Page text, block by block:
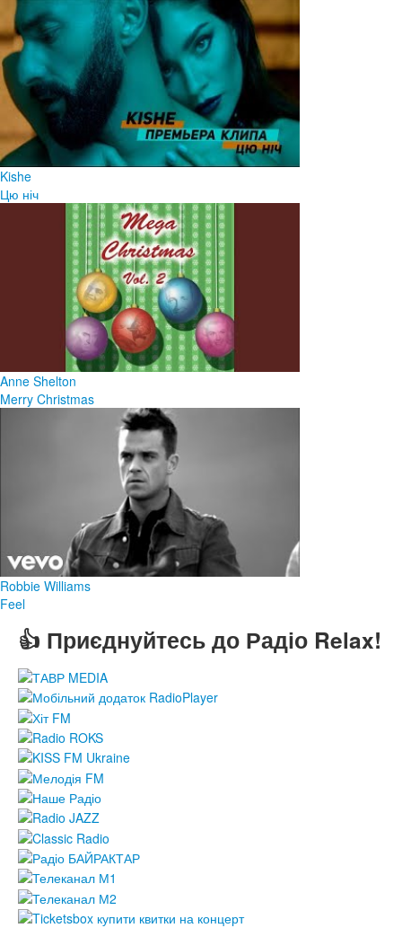
Kishe
Цю ніч
Anne Shelton
Merry Christmas
Robbie Williams
Feel
👍 Приєднуйтесь до Радіо Relax!